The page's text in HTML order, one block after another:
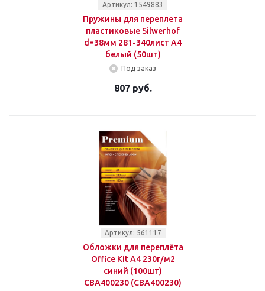
Артикул: 1549883
Пружины для переплета
пластиковые Silwerhof
d=38мм 281-340лист A4
белый (50шт)
Под заказ
807 руб.
Артикул: 561117
Обложки для переплёта
Office Kit A4 230г/м2
синий (100шт)
CBA400230 (СBA400230)